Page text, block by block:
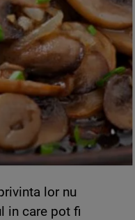
lor nu
in care pot fi